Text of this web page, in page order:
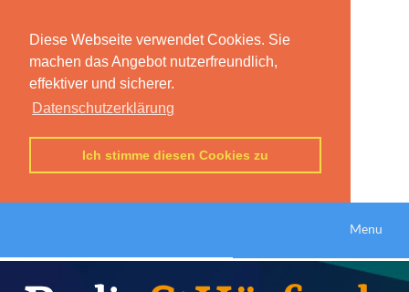
Diese Webseite verwendet Cookies. Sie
machen das Angebot nutzerfreundlich,
effektiver und sicherer.
Datenschutzerklärung
Ich stimme diesen Cookies zu
Menu